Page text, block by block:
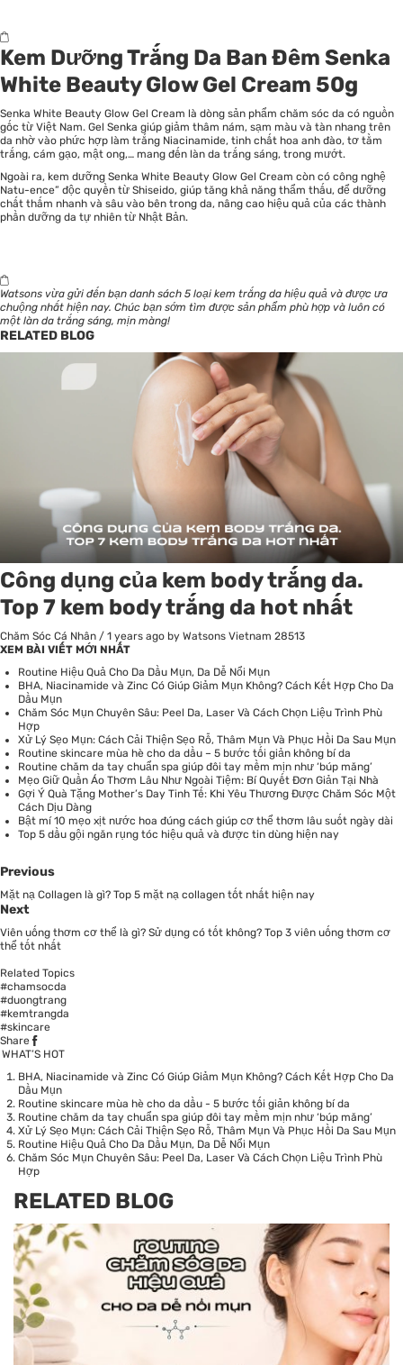
Kem Dưỡng Trắng Da Ban Đêm Senka
White Beauty Glow Gel Cream 50g
Senka White Beauty Glow Gel Cream là dòng sản phẩm chăm sóc da có nguồn
gốc từ Việt Nam. Gel Senka giúp giảm thâm nám, sạm màu và tàn nhang trên
da nhờ vào phức hợp làm trắng Niacinamide, tinh chất hoa anh đào, tơ tằm
trắng, cám gạo, mật ong,… mang đến làn da trắng sáng, trong mướt.
Ngoài ra, kem dưỡng Senka White Beauty Glow Gel Cream còn có công nghệ
Natu-ence” độc quyền từ Shiseido, giúp tăng khả năng thẩm thấu, để dưỡng
chất thấm nhanh và sâu vào bên trong da, nâng cao hiệu quả của các thành
phần dưỡng da tự nhiên từ Nhật Bản.
Watsons vừa gửi đến bạn danh sách 5 loại kem trắng da hiệu quả và được ưa
chuộng nhất hiện nay. Chúc bạn sớm tìm được sản phẩm phù hợp và luôn có
một làn da trắng sáng, mịn màng!
RELATED BLOG
Công dụng của kem body trắng da.
Top 7 kem body trắng da hot nhất
Chăm Sóc Cá Nhân / 1 years ago by Watsons Vietnam 28513
XEM BÀI VIẾT MỚI NHẤT
Routine Hiệu Quả Cho Da Dầu Mụn, Da Dễ Nổi Mụn
BHA, Niacinamide và Zinc Có Giúp Giảm Mụn Không? Cách Kết Hợp Cho Da
Dầu Mụn
Chăm Sóc Mụn Chuyên Sâu: Peel Da, Laser Và Cách Chọn Liệu Trình Phù
Hợp
Xử Lý Sẹo Mụn: Cách Cải Thiện Sẹo Rỗ, Thâm Mụn Và Phục Hồi Da Sau Mụn
Routine skincare mùa hè cho da dầu – 5 bước tối giản không bí da
Routine chăm da tay chuẩn spa giúp đôi tay mềm mịn như ‘búp măng’
Mẹo Giữ Quần Áo Thơm Lâu Như Ngoài Tiệm: Bí Quyết Đơn Giản Tại Nhà
Gợi Ý Quà Tặng Mother’s Day Tinh Tế: Khi Yêu Thương Được Chăm Sóc Một
Cách Dịu Dàng
Bật mí 10 mẹo xịt nước hoa đúng cách giúp cơ thể thơm lâu suốt ngày dài
Top 5 dầu gội ngăn rụng tóc hiệu quả và được tin dùng hiện nay
Previous
Mặt nạ Collagen là gì? Top 5 mặt nạ collagen tốt nhất hiện nay
Next
Viên uống thơm cơ thể là gì? Sử dụng có tốt không? Top 3 viên uống thơm cơ
thể tốt nhất
Related Topics
#chamsocda
#duongtrang
#kemtrangda
#skincare
Share
WHAT’S HOT
BHA, Niacinamide và Zinc Có Giúp Giảm Mụn Không? Cách Kết Hợp Cho Da
Dầu Mụn
Routine skincare mùa hè cho da dầu - 5 bước tối giản không bí da
Routine chăm da tay chuẩn spa giúp đôi tay mềm mịn như ‘búp măng’
Xử Lý Sẹo Mụn: Cách Cải Thiện Sẹo Rỗ, Thâm Mụn Và Phục Hồi Da Sau Mụn
Routine Hiệu Quả Cho Da Dầu Mụn, Da Dễ Nổi Mụn
Chăm Sóc Mụn Chuyên Sâu: Peel Da, Laser Và Cách Chọn Liệu Trình Phù
Hợp
RELATED BLOG